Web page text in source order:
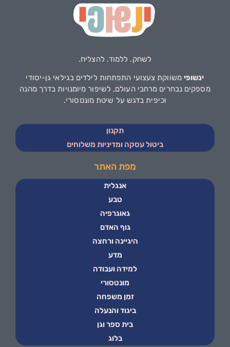
לשחק. ללמוד. להצליח.
ינשופי משווקת צעצועי התפתחות לילדים בגילאי גן-יסודי
מספקים נבחרים מרחבי העולם, לשיפור מיומנויות בדרך מהנה
וכיפית בדגש על שיטת מונטסורי.
תקנון
ביטול עסקה ומדיניות משלוחים
מפת האתר
אנגלית
טבע
גאוגרפיה
גוף האדם
היגיינה ורחצה
מדע
למידה ועבודה
מונטסורי
זמן משפחה
ביגוד והנעלה
בית ספר וגן
בלוג